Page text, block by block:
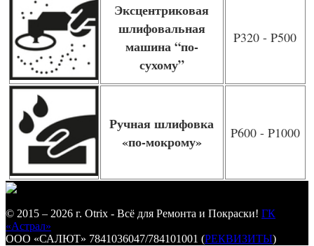
Эксцентриковая
шлифовальная
машина “по-
сухому”
P320 - P500
Ручная шлифовка
«по-мокрому»
P600 - P1000
© 2015 – 2026 г. Otrix - Всё для Ремонта и Покраски! ГК
«Астрал»
ООО «САЛЮТ» 7841036047/784101001 (РЕКВИЗИТЫ)